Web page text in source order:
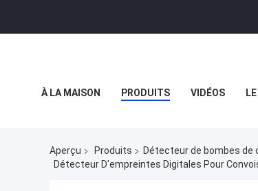
À LA MAISON PRODUITS VIDÉOS
Aperçu Produits
Détecteur de bombes de